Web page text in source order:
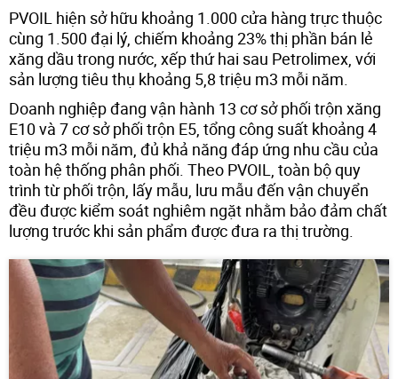
PVOIL hiện sở hữu khoảng 1.000 cửa hàng trực thuộc
cùng 1.500 đại lý, chiếm khoảng 23% thị phần bán lẻ
xăng dầu trong nước, xếp thứ hai sau Petrolimex, với
sản lượng tiêu thụ khoảng 5,8 triệu m3 mỗi năm.
Doanh nghiệp đang vận hành 13 cơ sở phối trộn xăng
E10 và 7 cơ sở phối trộn E5, tổng công suất khoảng 4
triệu m3 mỗi năm, đủ khả năng đáp ứng nhu cầu của
toàn hệ thống phân phối. Theo PVOIL, toàn bộ quy
trình từ phối trộn, lấy mẫu, lưu mẫu đến vận chuyển
đều được kiểm soát nghiêm ngặt nhằm bảo đảm chất
lượng trước khi sản phẩm được đưa ra thị trường.